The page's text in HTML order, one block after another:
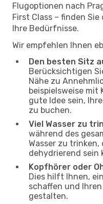
Flugoptionen nach
First Class – finden
Ihre Bedürfnisse.
Wir empfehlen Ihnen
Den besten Sitz
Berücksichtigen
Nähe zu
beispielsweise mit
gute Idee sein,
zu buchen.
Viel Wasser zu
während des
Wasser zu
dehydrierend sein
Kopfhörer oder
Dies hilft Ihnen,
schaffen und
gestalten.